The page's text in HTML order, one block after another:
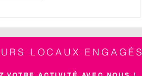
LOCAUX ENGAGÉS